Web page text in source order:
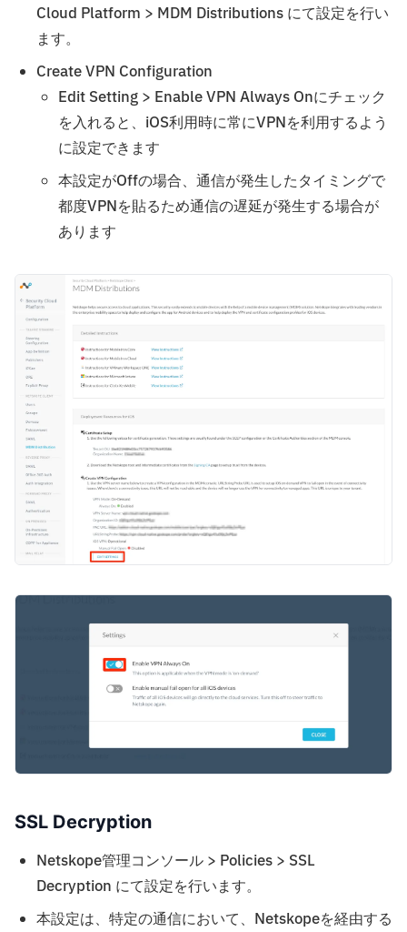
Cloud Platform > MDM Distributions にて設定を行い
ます。
Create VPN Configuration
Edit Setting > Enable VPN Always Onにチェック
を入れると、iOS利用時に常にVPNを利用するよう
に設定できます
本設定がOffの場合、通信が発生したタイミングで
都度VPNを貼るため通信の遅延が発生する場合が
あります
SSL Decryption
Netskope管理コンソール > Policies > SSL
Decryption にて設定を行います。
本設定は、特定の通信において、Netskopeを経由する